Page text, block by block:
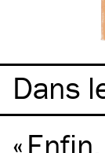
Dans